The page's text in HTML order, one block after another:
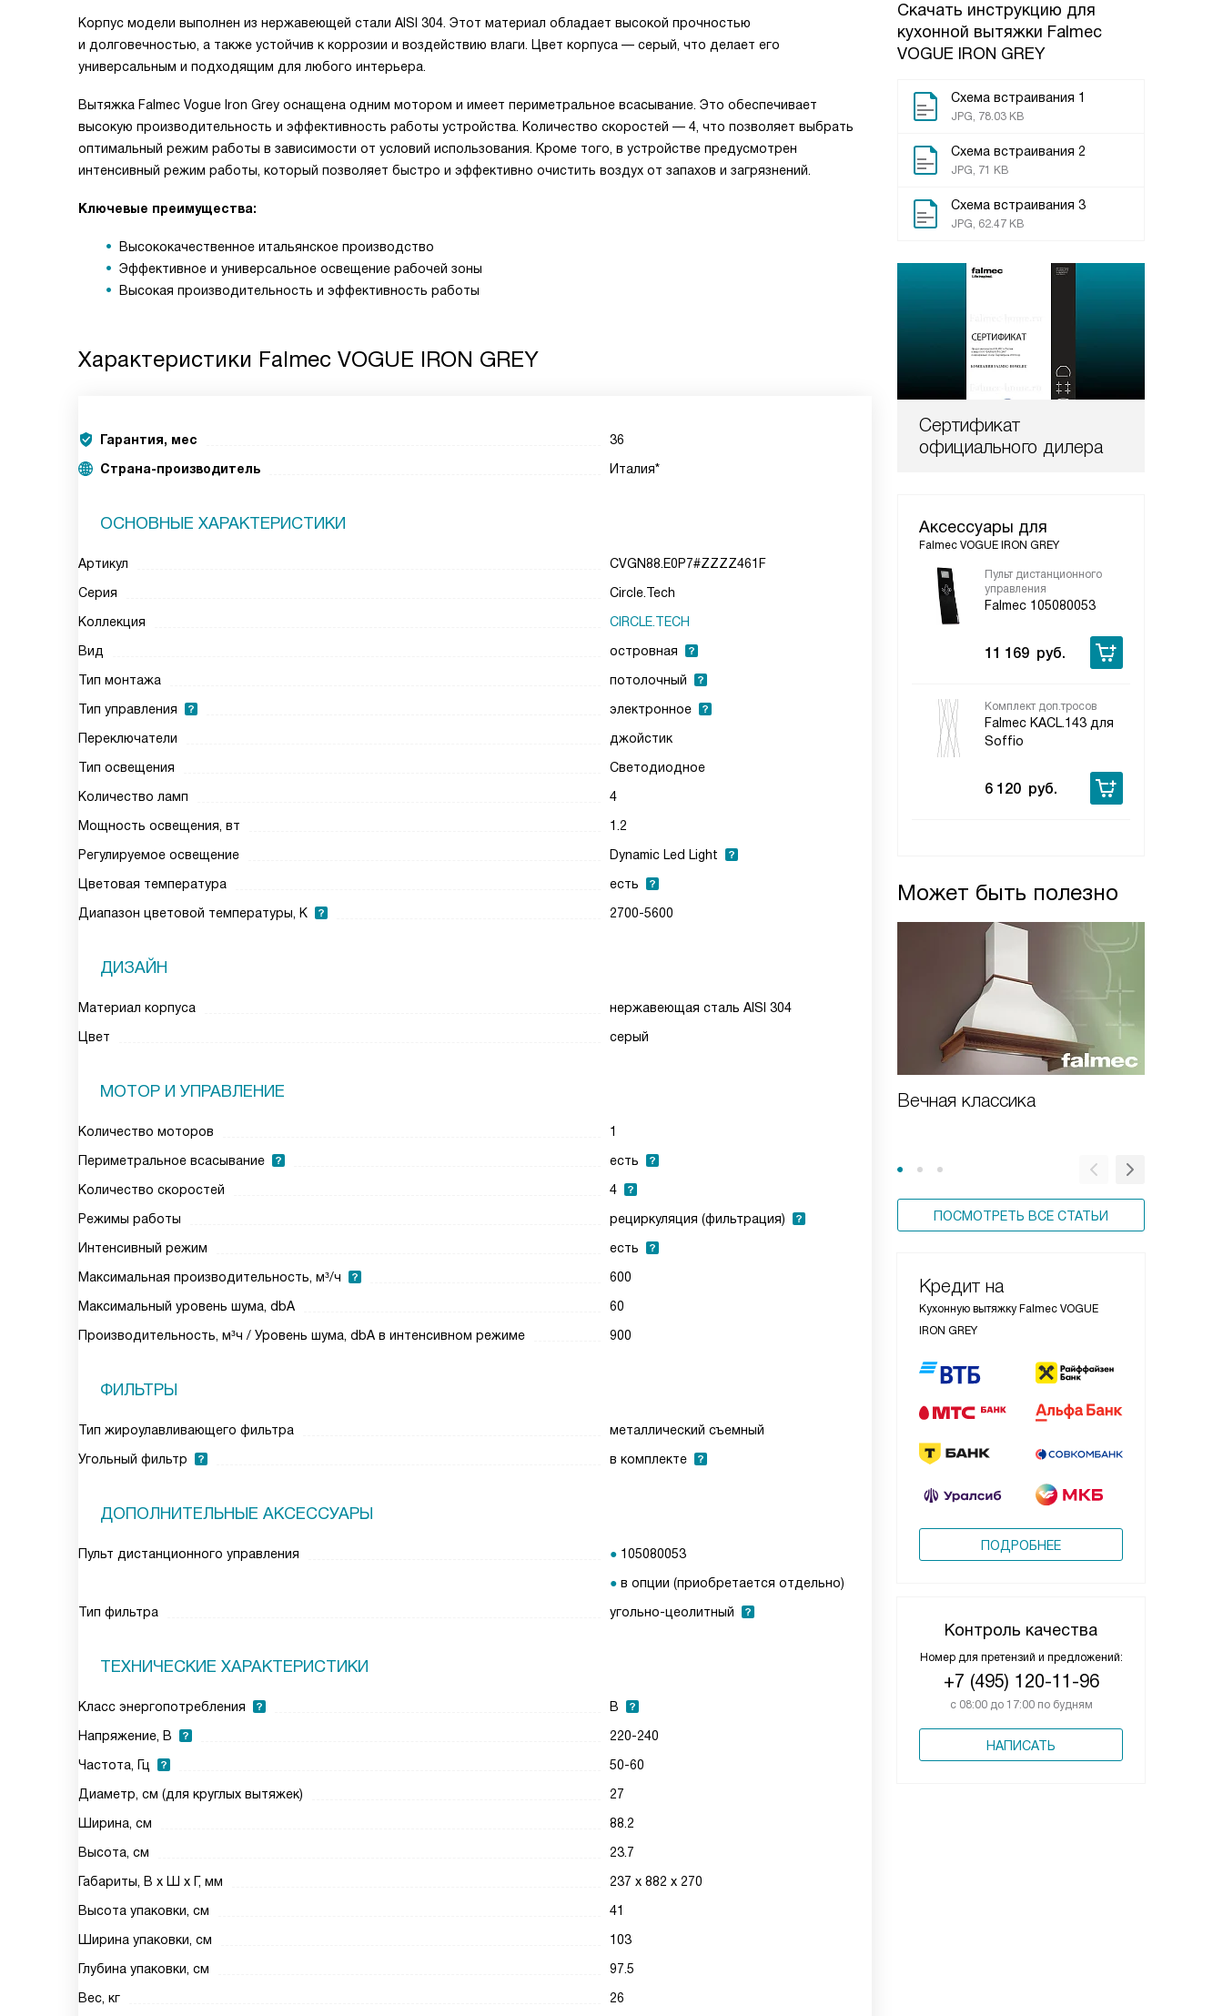
Скачать инструкцию для
кухонной вытяжки Falmec
VOGUE IRON GREY
Схема встраивания 1
JPG, 78.03 KB
Схема встраивания 2
JPG, 71 KB
Схема встраивания 3
JPG, 62.47 KB
Сертификат
официального дилера
Аксессуары для
Falmec VOGUE IRON GREY
Пульт дистанционного
управления
Falmec 105080053
11 169 руб.
Комплект доп.тросов
Falmec KACL.143 для
Soffio
6 120 руб.
Может быть полезно
Вечная классика
ПОСМОТРЕТЬ ВСЕ СТАТЬИ
Кредит на
Кухонную вытяжку Falmec VOGUE
IRON GREY
ПОДРОБНЕЕ
Контроль качества
Номер для претензий и предложений:
+7 (495) 120-11-96
с 08:00 до 17:00 по будням
НАПИСАТЬ
Корпус модели выполнен из нержавеющей стали AISI 304. Этот материал обладает высокой прочностью
и долговечностью, а также устойчив к коррозии и воздействию влаги. Цвет корпуса — серый, что делает его
универсальным и подходящим для любого интерьера.
Вытяжка Falmec Vogue Iron Grey оснащена одним мотором и имеет периметральное всасывание. Это обеспечивает
высокую производительность и эффективность работы устройства. Количество скоростей — 4, что позволяет выбрать
оптимальный режим работы в зависимости от условий использования. Кроме того, в устройстве предусмотрен
интенсивный режим работы, который позволяет быстро и эффективно очистить воздух от запахов и загрязнений.
Ключевые преимущества:
Высококачественное итальянское производство
Эффективное и универсальное освещение рабочей зоны
Высокая производительность и эффективность работы
Характеристики Falmec VOGUE IRON GREY
Гарантия, мес
36
Страна-производитель
Италия*
ОСНОВНЫЕ ХАРАКТЕРИСТИКИ
Артикул
CVGN88.E0P7#ZZZZ461F
Серия
Circle.Tech
Коллекция
CIRCLE.TECH
Вид
островная
Тип монтажа
потолочный
Тип управления
электронное
Переключатели
джойстик
Тип освещения
Светодиодное
Количество ламп
4
Мощность освещения, вт
1.2
Регулируемое освещение
Dynamic Led Light
Цветовая температура
есть
Диапазон цветовой температуры, К
2700-5600
ДИЗАЙН
Материал корпуса
нержавеющая сталь AISI 304
Цвет
серый
МОТОР И УПРАВЛЕНИЕ
Количество моторов
1
Периметральное всасывание
есть
Количество скоростей
4
Режимы работы
рециркуляция (фильтрация)
Интенсивный режим
есть
Максимальная производительность, м³/ч
600
Максимальный уровень шума, dbA
60
Производительность, м³ч / Уровень шума, dbA в интенсивном режиме
900
ФИЛЬТРЫ
Тип жироулавливающего фильтра
металлический съемный
Угольный фильтр
в комплекте
ДОПОЛНИТЕЛЬНЫЕ АКСЕССУАРЫ
Пульт дистанционного управления
105080053
в опции (приобретается отдельно)
Тип фильтра
угольно-цеолитный
ТЕХНИЧЕСКИЕ ХАРАКТЕРИСТИКИ
Класс энергопотребления
B
Напряжение, В
220-240
Частота, Гц
50-60
Диаметр, см (для круглых вытяжек)
27
Ширина, см
88.2
Высота, см
23.7
Габариты, В х Ш х Г, мм
237 х 882 х 270
Высота упаковки, см
41
Ширина упаковки, см
103
Глубина упаковки, см
97.5
Вес, кг
26